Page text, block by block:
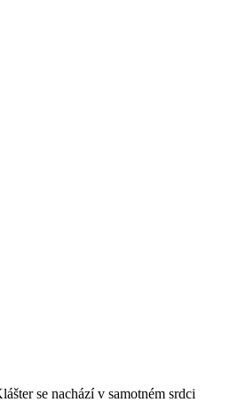
se nachází v samotném srdci